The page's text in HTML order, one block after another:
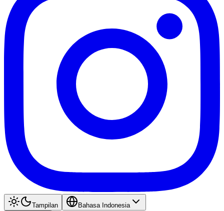
Tampilan
Bahasa Indonesia